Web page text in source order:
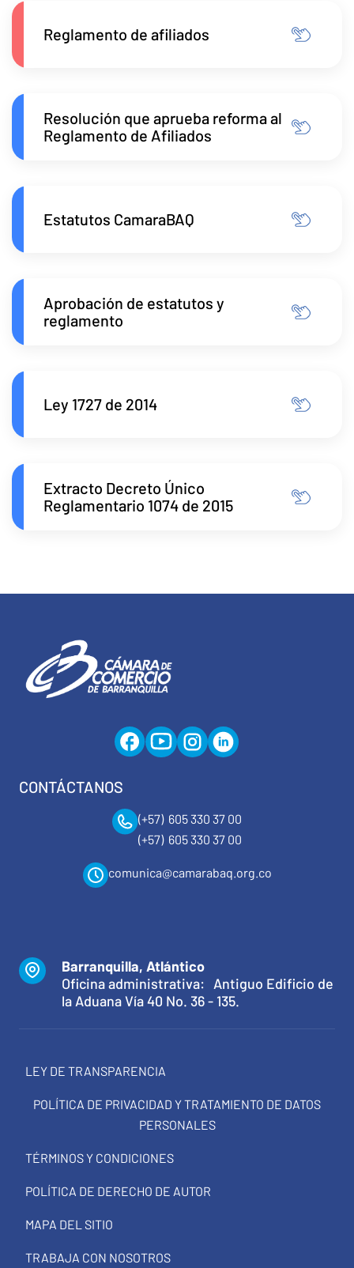
Reglamento de afiliados
Resolución que aprueba reforma al
Reglamento de Afiliados
Estatutos CamaraBAQ
Aprobación de estatutos y
reglamento
Ley 1727 de 2014
Extracto Decreto Único
Reglamentario 1074 de 2015
CONTÁCTANOS
(+57) 605 330 37 00
(+57) 605 330 37 00
comunica@camarabaq.org.co
Barranquilla, Atlántico
Oficina administrativa: Antiguo Edificio de
la Aduana Vía 40 No. 36 - 135.
LEY DE TRANSPARENCIA
POLÍTICA DE PRIVACIDAD Y TRATAMIENTO DE DATOS
PERSONALES
TÉRMINOS Y CONDICIONES
POLÍTICA DE DERECHO DE AUTOR
MAPA DEL SITIO
TRABAJA CON NOSOTROS